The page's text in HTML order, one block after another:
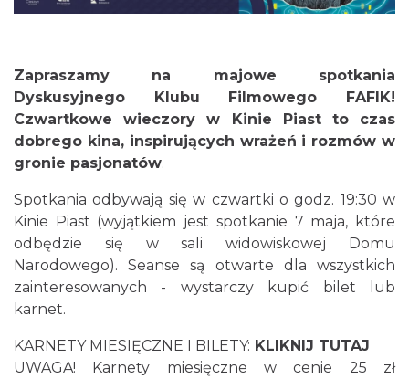
Cieszyn
2026-08-14
0.07 km
Zapraszamy na majowe spotkania
Dyskusyjnego Klubu Filmowego FAFIK!
Czwartkowe wieczory w Kinie Piast to czas
dobrego kina, inspirujących wrażeń i rozmów w
gronie pasjonatów.
Spotkania odbywają się w czwartki o godz. 19:30 w
Kinie Piast (wyjątkiem jest spotkanie 7 maja, które
odbędzie się w sali widowiskowej Domu
Narodowego). Seanse są otwarte dla wszystkich
zainteresowanych - wystarczy kupić bilet lub
karnet.
KARNETY MIESIĘCZNE I BILETY: KLIKNIJ TUTAJ
UWAGA! Karnety miesięczne w cenie 25 zł